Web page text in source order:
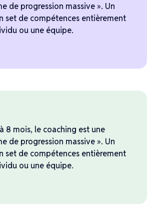
de progression massive ». Un
set de compétences entièrement
ou une équipe.
8 mois, le coaching est une
de progression massive ». Un
set de compétences entièrement
ou une équipe.